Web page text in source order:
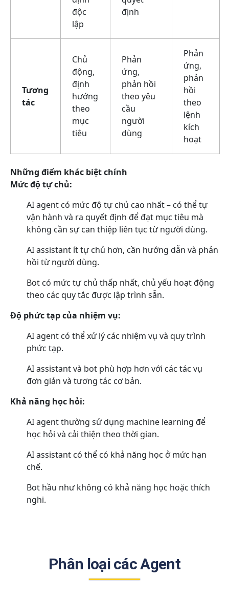
độc
lập
định
Tương
tác
Chủ
động,
định
hướng
theo
mục
tiêu
Phản
ứng,
phản hồi
theo yêu
cầu
người
dùng
Phản
ứng,
phản
hồi
theo
lệnh
kích
hoạt
Những điểm khác biệt chính
Mức độ tự chủ:
AI agent có mức độ tự chủ cao nhất – có thể tự
vận hành và ra quyết định để đạt mục tiêu mà
không cần sự can thiệp liên tục từ người dùng.
AI assistant ít tự chủ hơn, cần hướng dẫn và phản
hồi từ người dùng.
Bot có mức tự chủ thấp nhất, chủ yếu hoạt động
theo các quy tắc được lập trình sẵn.
Độ phức tạp của nhiệm vụ:
AI agent có thể xử lý các nhiệm vụ và quy trình
phức tạp.
AI assistant và bot phù hợp hơn với các tác vụ
đơn giản và tương tác cơ bản.
Khả năng học hỏi:
AI agent thường sử dụng machine learning để
học hỏi và cải thiện theo thời gian.
AI assistant có thể có khả năng học ở mức hạn
chế.
Bot hầu như không có khả năng học hoặc thích
nghi.
Phân loại các Agent